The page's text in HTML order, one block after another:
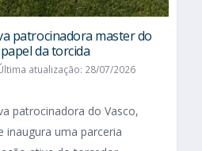
patrocinadora master do
da torcida
atualização: 28/07/2026
patrocinadora do Vasco,
inaugura uma parceria